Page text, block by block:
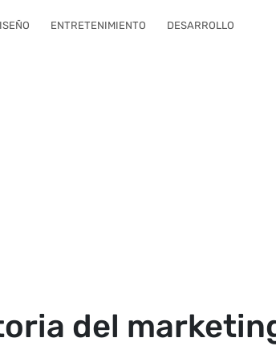
ENTRETENIMIENTO DESARROLLO
del